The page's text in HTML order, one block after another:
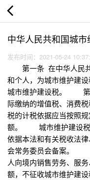
中华人民共和国城
发布时间：2021-05-24
第一条 在中华人民共
和个人，为城市维护建
城市维护建设税。 第
际缴纳的增值税、消
税的计税依据应当按照
额。 城市维护建设税
依据本法和有关税收法
会常务委员会备案。
人向境内销售劳务、服
额，不征收城市维护